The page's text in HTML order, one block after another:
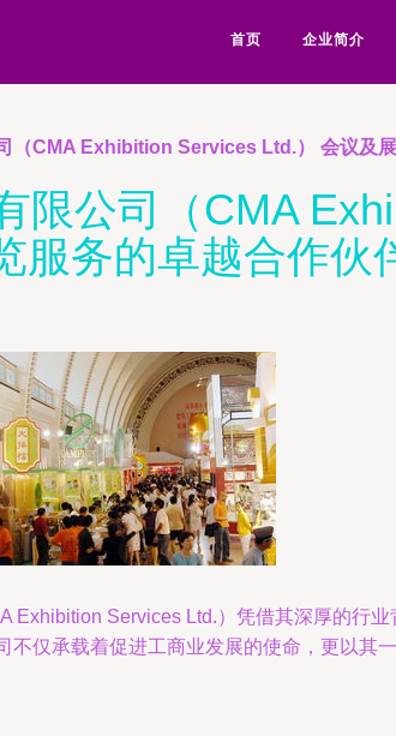
首页 企业简介
（CMA Exhibition Services Ltd.） 会议及
公司（CMA
服务的卓越合作伙
Services Ltd.）凭借其深厚的行
仅承载着促进工商业发展的使命，更以其